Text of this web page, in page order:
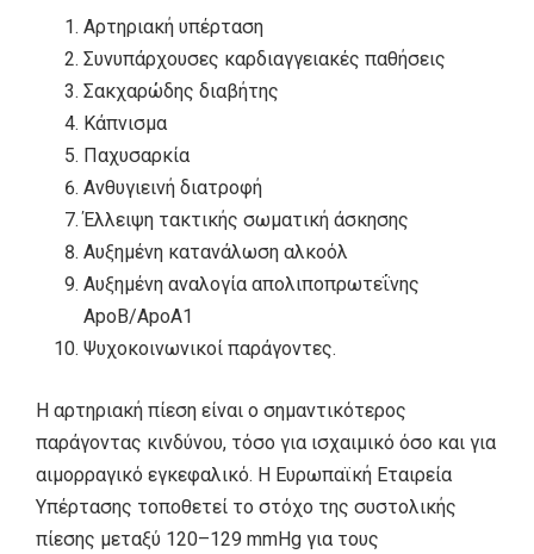
Αρτηριακή υπέρταση
Συνυπάρχουσες καρδιαγγειακές παθήσεις
Σακχαρώδης διαβήτης
Κάπνισμα
Παχυσαρκία
Ανθυγιεινή διατροφή
Έλλειψη τακτικής σωματική άσκησης
Αυξημένη κατανάλωση αλκοόλ
Αυξημένη αναλογία απολιποπρωτεΐνης
ApoB/ApoA1
Ψυχοκοινωνικοί παράγοντες.
Η αρτηριακή πίεση είναι ο σημαντικότερος
παράγοντας κινδύνου, τόσο για ισχαιμικό όσο και για
αιμορραγικό εγκεφαλικό. Η Ευρωπαϊκή Εταιρεία
Υπέρτασης τοποθετεί το στόχο της συστολικής
πίεσης μεταξύ 120–129 mmHg για τους